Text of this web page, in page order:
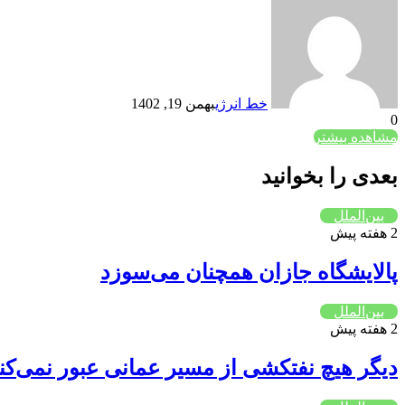
خط انرژیبهمن 19, 1402
0
مشاهده بیشتر
بعدی را بخوانید
بین‌الملل
2 هفته پیش
پالایشگاه جازان همچنان می‌سوزد
بین‌الملل
2 هفته پیش
دیگر هیچ نفتکشی از مسیر عمانی عبور